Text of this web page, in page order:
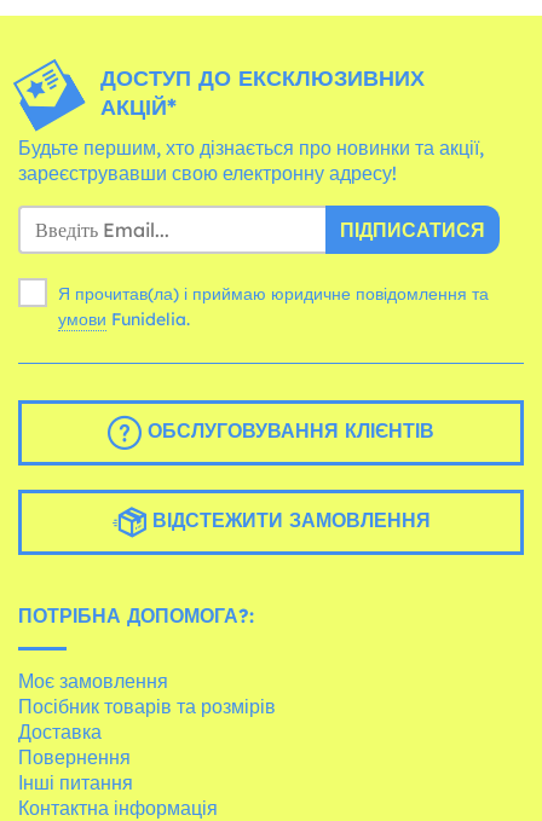
ДОСТУП ДО ЕКСКЛЮЗИВНИХ
АКЦІЙ*
Будьте першим, хто дізнається про новинки та акції,
зареєструвавши свою електронну адресу!
ПІДПИСАТИСЯ
Я прочитав(ла) і приймаю юридичне повідомлення та
умови Funidelia.
ОБСЛУГОВУВАННЯ КЛІЄНТІВ
ВІДСТЕЖИТИ ЗАМОВЛЕННЯ
ПОТРІБНА ДОПОМОГА?:
Моє замовлення
Посібник товарів та розмірів
Доставка
Повернення
Інші питання
Контактна інформація